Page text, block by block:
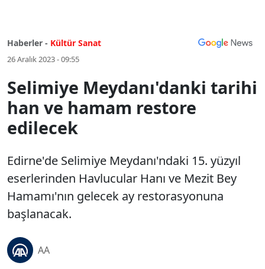
Haberler - Kültür Sanat
26 Aralık 2023 - 09:55
Selimiye Meydanı'danki tarihi
han ve hamam restore
edilecek
Edirne'de Selimiye Meydanı'ndaki 15. yüzyıl
eserlerinden Havlucular Hanı ve Mezit Bey
Hamamı'nın gelecek ay restorasyonuna
başlanacak.
AA